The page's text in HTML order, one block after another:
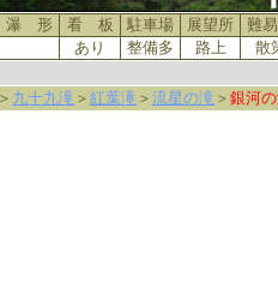
瀑 形 看 板 駐車場 展望所
難
あり 整備多 路上 散
＞ 九十九滝 ＞ 紅葉滝 ＞ 流星の滝 ＞ 銀河